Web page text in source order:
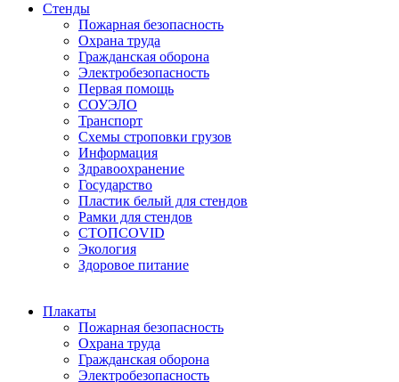
Стенды
Пожарная безопасность
Охрана труда
Гражданская оборона
Электробезопасность
Первая помощь
СОУЭЛО
Транспорт
Схемы строповки грузов
Информация
Здравоохранение
Государство
Пластик белый для стендов
Рамки для стендов
СТОПCOVID
Экология
Здоровое питание
Плакаты
Пожарная безопасность
Охрана труда
Гражданская оборона
Электробезопасность